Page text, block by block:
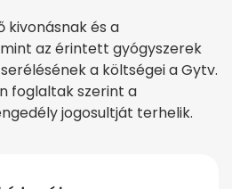
és a
az érintett gyógyszerek
a költségei a Gytv.
foglaltak szerint a
jogosultját terhelik.